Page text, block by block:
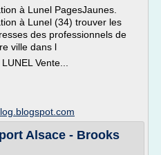
à Lunel PagesJaunes.
à Lunel (34) trouver les
des professionnels de
ville dans l
Vente...
Alsace - Brooks